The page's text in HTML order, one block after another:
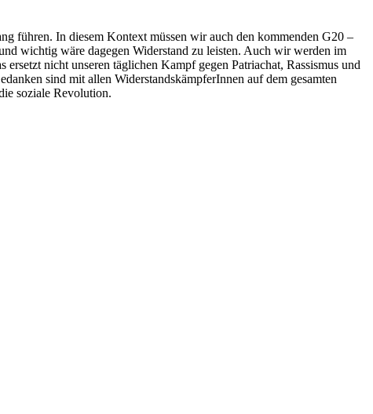
führen. In diesem Kontext müssen wir auch den kommenden G20 –
wichtig wäre dagegen Widerstand zu leisten. Auch wir werden im
nicht unseren täglichen Kampf gegen Patriachat, Rassismus und
sind mit allen WiderstandskämpferInnen auf dem gesamten
soziale Revolution.